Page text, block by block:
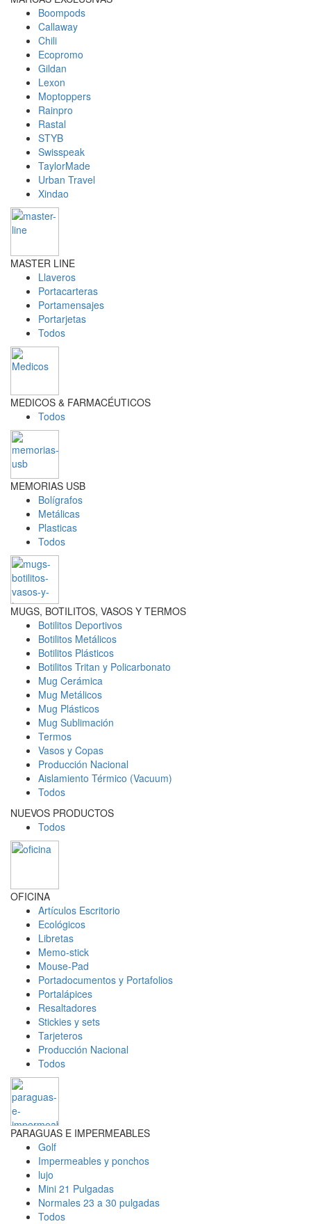
Boompods
Callaway
Chili
Ecopromo
Gildan
Lexon
Moptoppers
Rainpro
Rastal
STYB
Swisspeak
TaylorMade
Urban Travel
Xindao
MASTER LINE
Llaveros
Portacarteras
Portamensajes
Portarjetas
Todos
MEDICOS & FARMACÉUTICOS
Todos
MEMORIAS USB
Bolígrafos
Metálicas
Plasticas
Todos
MUGS, BOTILITOS, VASOS Y TERMOS
Botilitos Deportivos
Botilitos Metálicos
Botilitos Plásticos
Botilitos Tritan y Policarbonato
Mug Cerámica
Mug Metálicos
Mug Plásticos
Mug Sublimación
Termos
Vasos y Copas
Producción Nacional
Aislamiento Térmico (Vacuum)
Todos
NUEVOS PRODUCTOS
Todos
OFICINA
Artículos Escritorio
Ecológicos
Libretas
Memo-stick
Mouse-Pad
Portadocumentos y Portafolios
Portalápices
Resaltadores
Stickies y sets
Tarjeteros
Producción Nacional
Todos
PARAGUAS E IMPERMEABLES
Golf
Impermeables y ponchos
lujo
Mini 21 Pulgadas
Normales 23 a 30 pulgadas
Todos